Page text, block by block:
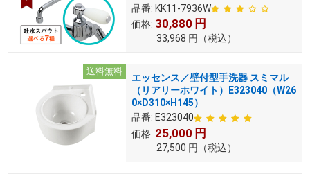
品番: KK11-7936W
価格: 30,880 円
33,968 円 （税込）
送料無料
エッセンス／壁付型手洗器 スミマル
（リアリーホワイト）E323040（W26
0×D310×H145）
品番: E323040
価格: 25,000 円
27,500 円 （税込）